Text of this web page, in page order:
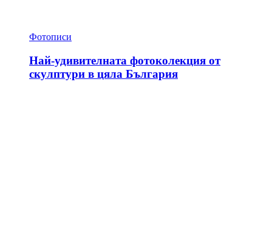
Фотописи
Най-удивителната фотоколекция от
скулптури в цяла България